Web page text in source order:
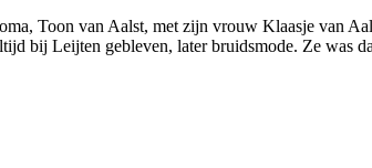
Toon van Aalst, met zijn vrouw Klaasje van
bij Leijten gebleven, later bruidsmode. Ze was